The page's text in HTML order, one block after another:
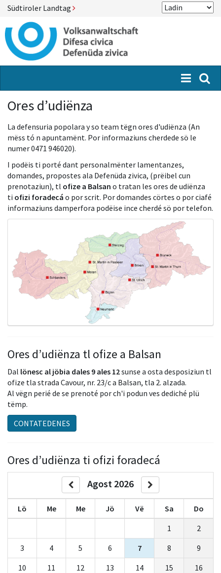
Südtiroler Landtag
Menü
Ores d’udiënza
La defensuria popolara y so team tëgn ores d'udiënza (An
mëss tó n apuntamënt. Por informaziuns cherdede sö le
numer 0471 946020).
I podëis ti porté dant personalmënter lamentanzes,
domandes, propostes ala Defenüda zivica, (prëibel cun
prenotaziun), tl ofize a Balsan o tratan les ores de udiënza
ti ofizi foradecá o por scrit. Por domandes cörtes o por ciafé
informaziuns damperfora podëise ince cherdé sö por telefon.
Ores d’udiënza tl ofize a Balsan
Dal lönesc al jöbia dales 9 ales 12sunse a osta desposiziun tl
ofize tla strada Cavour, nr. 23/c a Balsan, tla 2. alzada.
Al vëgn perié de se prenoté por ch'i podun ves dediché plü
tëmp.
CONTATEDENES
Ores d’udiënza ti ofizi foradecá
Agost 2026
Lö Me Me Jö Vë Sa
Do
1
2
3
4 5 6 7 8
9
10
11 12 13 14 15
16